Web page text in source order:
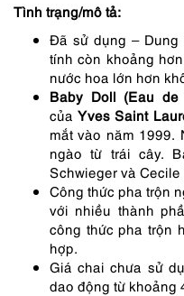
Tình trạng/mô tả:
Đã sử dụng – Dung
tính còn khoảng
nước hoa lớn hơn
Baby Doll (Eau de
củaYves Saint
mắt vào năm 1999.
ngào từ trái cây.
Schwieger và Cecile
Công thức pha trộn
với nhiều thành
công thức pha trộn
hợp.
Giá chai chưa sử
dao động từ khoảng